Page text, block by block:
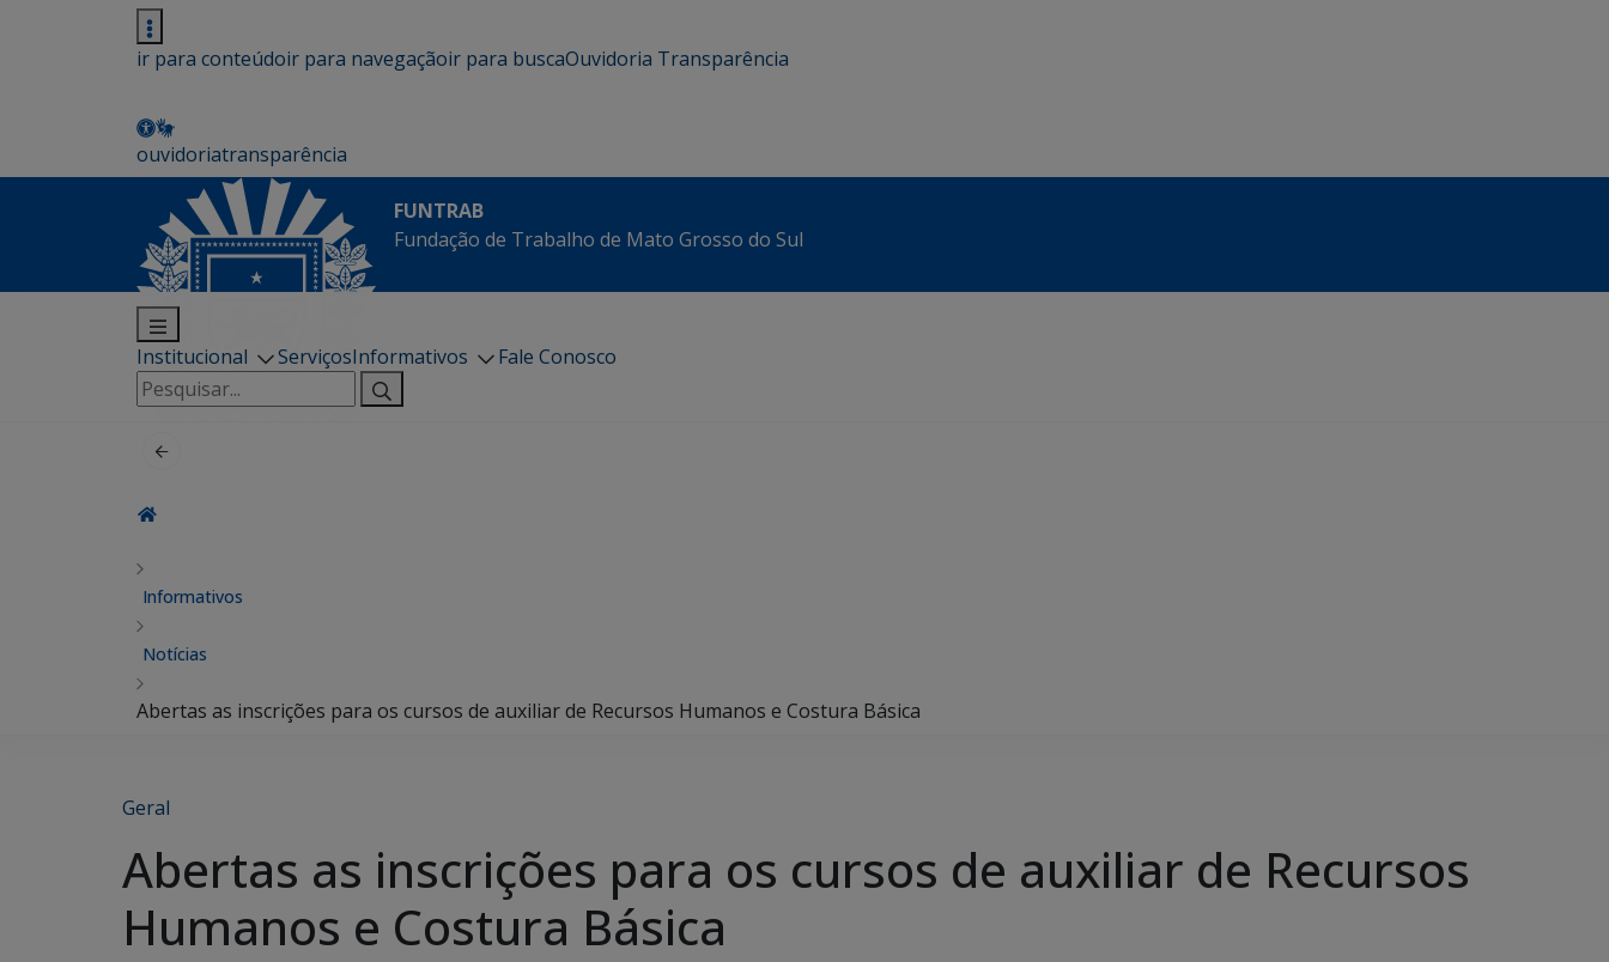
ir para conteúdoir para navegaçãoir para buscaOuvidoria Transparência
ouvidoriatransparência
FUNTRAB
Fundação de Trabalho de Mato Grosso do Sul
Institucional ServiçosInformativos
Fale Conosco
Pesquisar
por:
Informativos
Notícias
Abertas as inscrições para os cursos de auxiliar de Recursos Humanos e Costura Básica
Geral
Abertas as inscrições para os cursos de auxiliar de Recursos
Humanos e Costura Básica